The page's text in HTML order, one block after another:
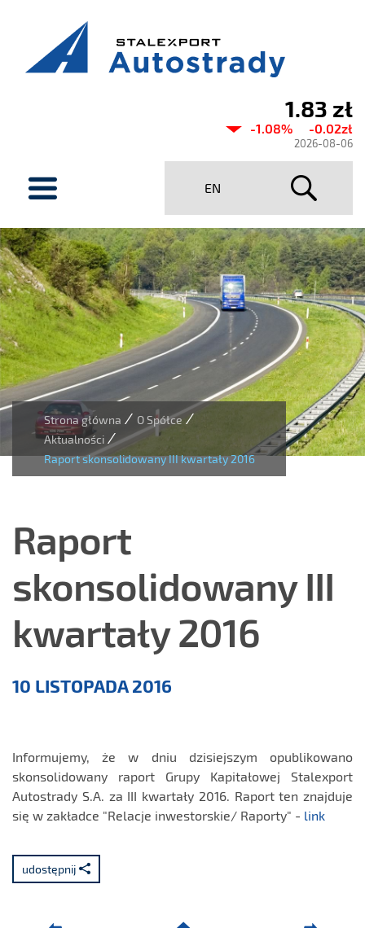
Stalexport
Autostrady
SA
1.83 zł
-1.08% -0.02zł
2026-08-06
EN
Strona główna / O Spółce /
Aktualności /
Raport skonsolidowany III kwartały 2016
Raport
skonsolidowany III
kwartały 2016
10 LISTOPADA 2016
Informujemy, że w dniu dzisiejszym opublikowano
skonsolidowany raport Grupy Kapitałowej Stalexport
Autostrady S.A. za III kwartały 2016. Raport ten znajduje
się w zakładce "Relacje inwestorskie/ Raporty" - link
udostępnij